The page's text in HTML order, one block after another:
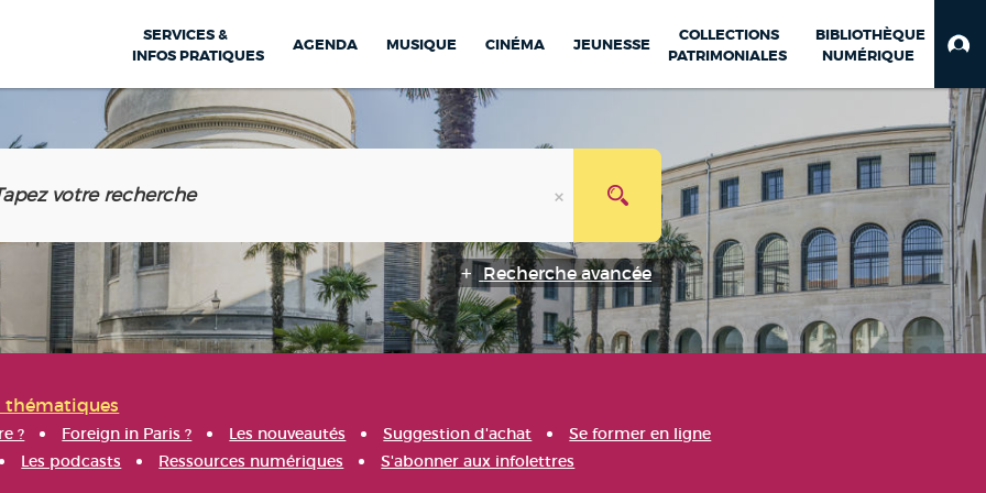
SERVICES &
INFOS PRATIQUES
AGENDA MUSIQUE CINÉMA JEUNESSE
COLLECTIONS
PATRIMONIALES
BIBLIOTHÈQUE
NUMÉRIQUE
Recherche avancée
thématiques
? Foreign in Paris ? Les nouveautés Suggestion d'achat
Se former en ligne
Les podcasts Ressources numériques S'abonner aux infolettres